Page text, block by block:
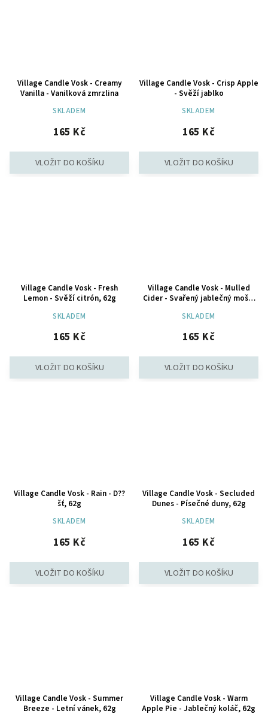
Village Candle Vosk - Creamy
Vanilla - Vanilková zmrzlina
SKLADEM
165 Kč
Village Candle Vosk - Crisp Apple
- Svěží jablko
SKLADEM
165 Kč
Village Candle Vosk - Fresh
Lemon - Svěží citrón, 62g
SKLADEM
165 Kč
Village Candle Vosk - Mulled
Cider - Svařený jablečný mošt,
SKLADEM
165 Kč
Village Candle Vosk - Rain - D??
šť, 62g
SKLADEM
165 Kč
Village Candle Vosk - Secluded
Dunes - Písečné duny, 62g
SKLADEM
165 Kč
Village Candle Vosk - Summer
Breeze - Letní vánek, 62g
Village Candle Vosk - Warm
Apple Pie - Jablečný koláč, 62g